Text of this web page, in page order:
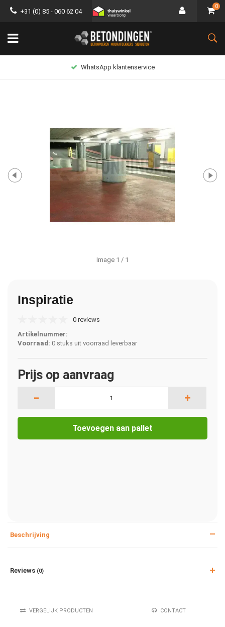
+31 (0) 85 - 060 62 04
0
WhatsApp klantenservice
Image 1 / 1
Inspiratie
0 reviews
Artikelnummer:
Voorraad: 0 stuks uit voorraad leverbaar
Prijs op aanvraag
- +
Toevoegen aan pallet
Beschrijving
Reviews (0)
VERGELIJK PRODUCTEN CONTACT